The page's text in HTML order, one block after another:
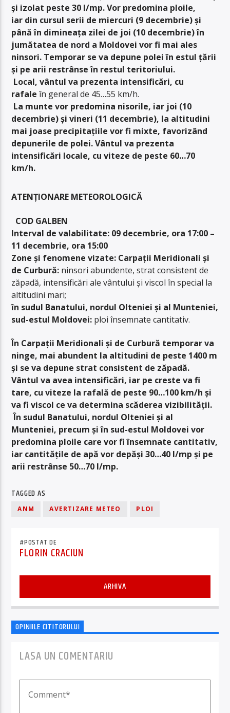
și izolat peste 30 l/mp. Vor predomina ploile,
iar din cursul serii de miercuri (9 decembrie) și
până în dimineața zilei de joi (10 decembrie) în
jumătatea de nord a Moldovei vor fi mai ales
ninsori. Temporar se va depune polei în estul țării
și pe arii restrânse în restul teritoriului.
Local, vântul va prezenta intensificări, cu
rafaleîn general de 45…55 km/h.
La munte vor predomina nisorile, iar joi (10
decembrie) și vineri (11 decembrie), la altitudini
mai joase precipitațiile vor fi mixte, favorizând
depunerile de polei. Vântul va prezenta
intensificări locale, cu viteze de peste 60…70
km/h.
ATENȚIONARE METEOROLOGICĂ
COD GALBEN
Interval de valabilitate: 09 decembrie, ora 17:00 –
11 decembrie, ora 15:00
Zone și fenomene vizate: Carpații Meridionali și
de Curbură: ninsori abundente, strat consistent de
zăpadă, intensificări ale vântului și viscol în special la
altitudini mari;
în sudul Banatului, nordul Olteniei și al Munteniei,
sud-estul Moldovei: ploi însemnate cantitativ.
În Carpații Meridionali și de Curbură temporar va
ninge, mai abundent la altitudini de peste 1400 m
și se va depune strat consistent de zăpadă.
Vântul va avea intensificări, iar pe creste va fi
tare, cu viteze la rafală de peste 90…100 km/h și
va fi viscol ce va determina scăderea vizibilității.
În sudul Banatului, nordul Olteniei și al
Munteniei, precum și în sud-estul Moldovei vor
predomina ploile care vor fi însemnate cantitativ,
iar cantitățile de apă vor depăși 30…40 l/mp și pe
arii restrânse 50…70 l/mp.
TAGGED AS
ANM AVERTIZARE METEO PLOI
#POSTAT DE
FLORIN CRACIUN
ARHIVA
OPINIILE CITITORULUI
LASA UN COMENTARIU